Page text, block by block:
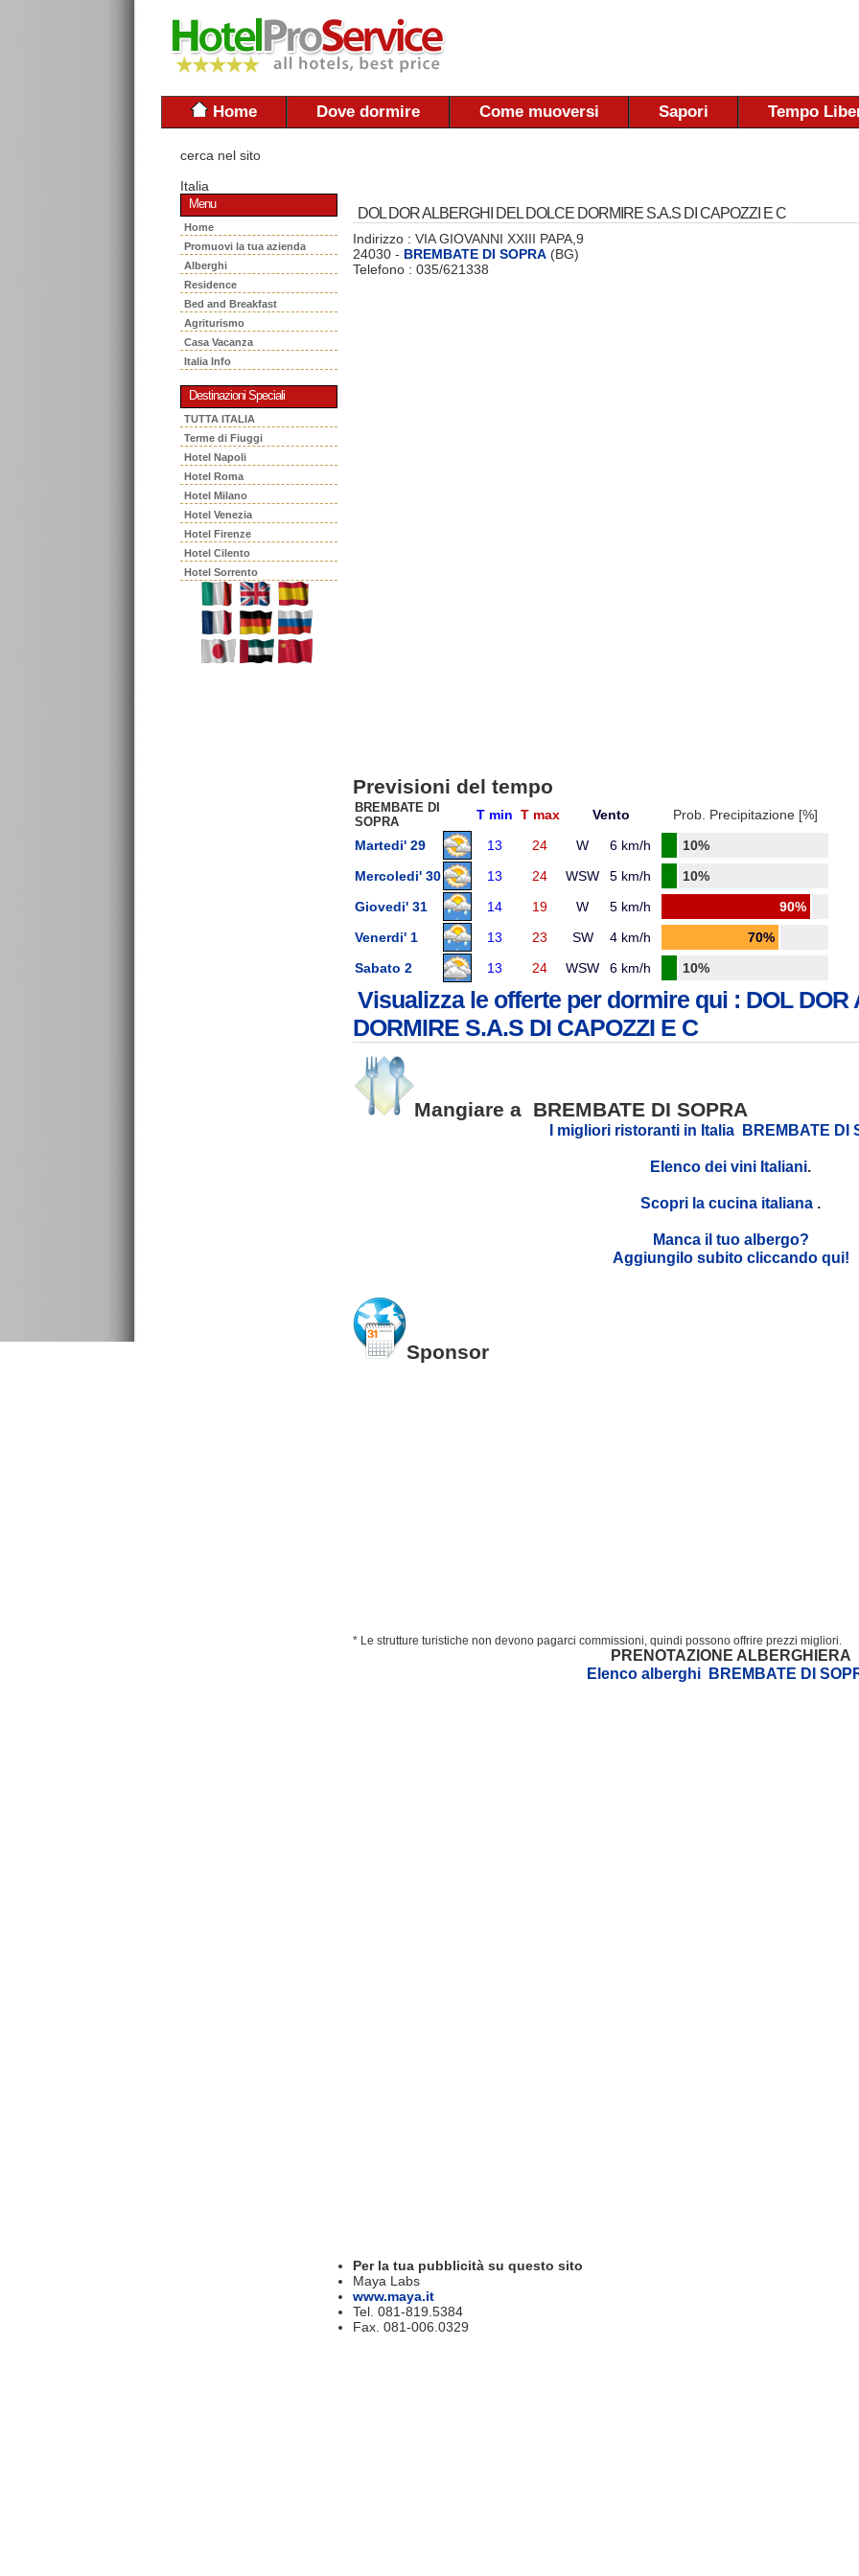
Home Dove dormire Come muoversi Sapori Tempo
cerca nel sito
Italia
Menu
Home
Promuovi la tua azienda
Alberghi
Residence
Bed and Breakfast
Agriturismo
Casa Vacanza
Italia Info
Destinazioni Speciali
TUTTA ITALIA
Terme di Fiuggi
Hotel Napoli
Hotel Roma
Hotel Milano
Hotel Venezia
Hotel Firenze
Hotel Cilento
Hotel Sorrento
DOL DOR ALBERGHI DEL DOLCE DORMIRE S.A.S DI CAPOZZI E C
Indirizzo : VIA GIOVANNI XXIII PAPA,9
24030 - BREMBATE DI SOPRA (BG)
Telefono : 035/621338
Previsioni del tempo
BREMBATE DI
SOPRA
T min T max Vento
Prob. Precipitazione [%]
Martedi' 29
13 24 W 6 km/h
10%
Mercoledi' 30
13 24 WSW 5 km/h
10%
Giovedi' 31
14 19 W 5 km/h
90%
Venerdi' 1
13 23 SW 4 km/h
70%
Sabato 2
13 24 WSW 6 km/h 10%
Visualizza le offerte per dormire qui : DOL DOR
DORMIRE S.A.S DI CAPOZZI E C
Mangiare a BREMBATE DI SOPRA
I migliori ristoranti in Italia BREMBATE DI
Elenco dei vini Italiani
Scopri la cucina italiana
Manca il tuo albergo?
Aggiungilo subito cliccando qui!
Sponsor
* Le strutture turistiche non devono pagarci commissioni, quindi possono offrire prezzi migliori.
PRENOTAZIONE ALBERGHIERA
Elenco alberghi BREMBATE DI
Per la tua pubblicità su questo sito
Maya Labs
www.maya.it
Tel. 081-819.5384
Fax. 081-006.0329